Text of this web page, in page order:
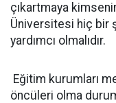
çıkartmaya
Üniversitesi hiç bir
yardımcı olmalıdır.
Eğitim kurumları
öncüleri olma